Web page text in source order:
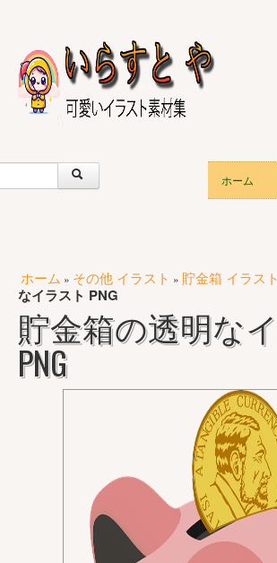
ホーム
ホーム » その他 イラスト » 貯金箱 イラスト
なイラスト PNG
貯金箱の透明な
PNG